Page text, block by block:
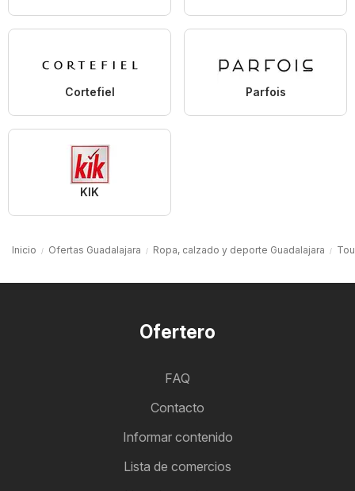
Cortefiel Parfois
KIK
Inicio Ofertas Guadalajara Ropa, calzado y deporte Guadalajara
Ofertero
FAQ
Contacto
Informar contenido
Lista de comercios